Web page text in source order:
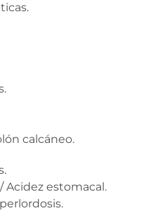
calcáneo.
Acidez estomacal.